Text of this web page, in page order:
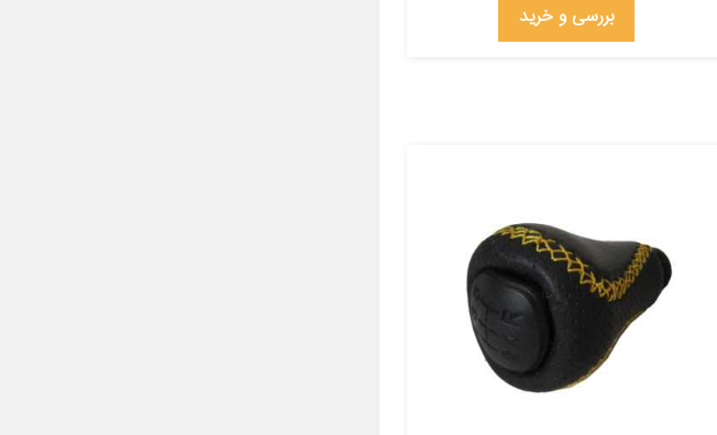
بررسی و خرید